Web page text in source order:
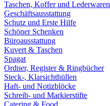
Taschen, Koffer und Lederwaren
Geschäftsausstattung
Schutz und Erste Hilfe
Schöner Schenken
Büroausstattung
Kuvert & Taschen
Spagat
Ordner, Register & Ringbücher
Steck-, Klarsichthüllen
Haft- und Notizblöcke
Schreib- und Markierstifte